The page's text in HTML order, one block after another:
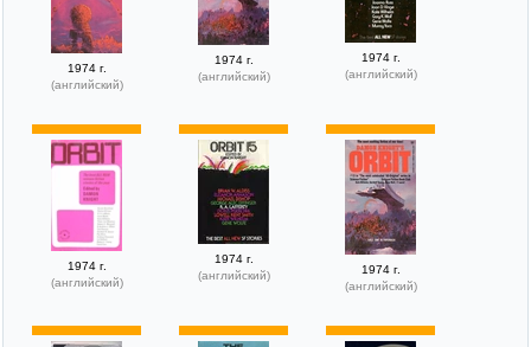
1974 г.
(английский)
1974 г.
(английский)
1974 г.
(английский)
1974 г.
(английский)
1974 г.
(английский)
1974 г.
(английский)